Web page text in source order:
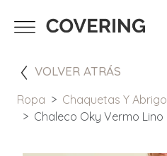
VOLVER ATRÁS
Ropa
Chaquetas Y
Chaleco Oky Vermo Lino